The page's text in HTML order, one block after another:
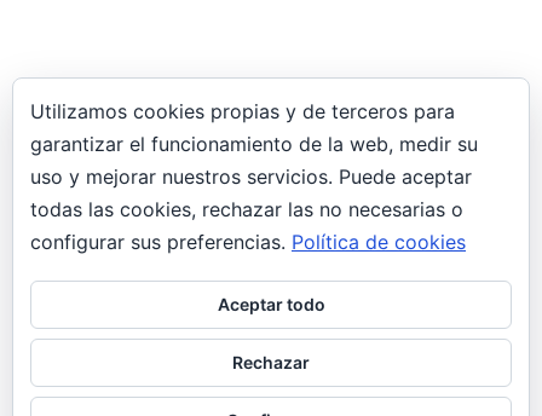
29 enero, 2019
Interfaces de red “puente” no tienen
conectividad virt-manager Docker
implicado
Las interfaces de tipo “puente” configuradas en
Virt-manager no obtienen conectividad.
Teniendo una interfaz de tipo puente”br1″ que
siempre había…
Utilizamos cookies propias y de terceros para
garantizar el funcionamiento de la web, medir su
uso y mejorar nuestros servicios. Puede aceptar
todas las cookies, rechazar las no necesarias o
configurar sus preferencias. Política de cookies
Aceptar todo
Rechazar